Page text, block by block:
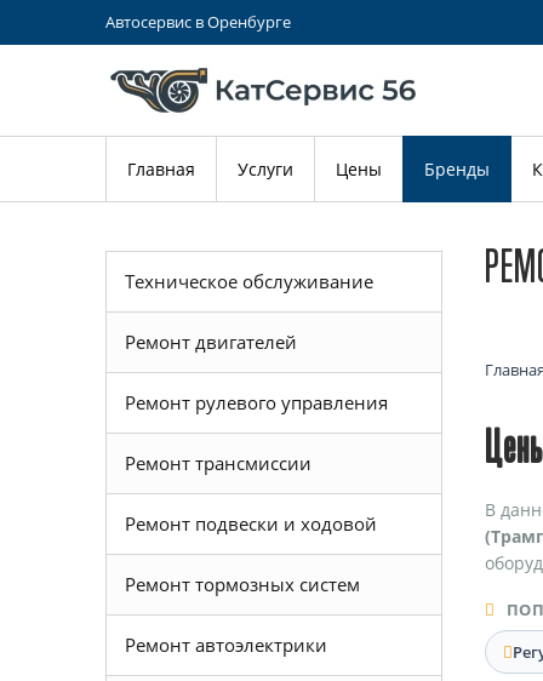
Автосервис в Оренбурге
Главная Услуги Цены Бренды
В
Техническое обслуживание
Ремонт двигателей
Ремонт рулевого управления
Ремонт трансмиссии
Ремонт подвески и ходовой
Ремонт тормозных систем
Ремонт автоэлектрики